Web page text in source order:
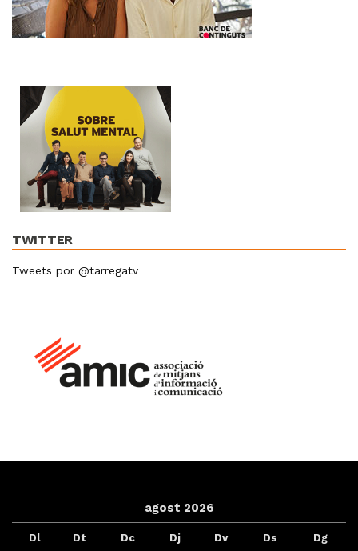
TWITTER
Tweets por @tarregatv
agost 2026
Dl Dt Dc Dj Dv Ds Dg